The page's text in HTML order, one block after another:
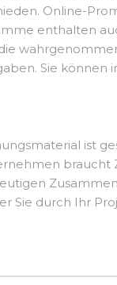
Online-
enthalten
Sie können
ist
braucht
Sie durch Ihr